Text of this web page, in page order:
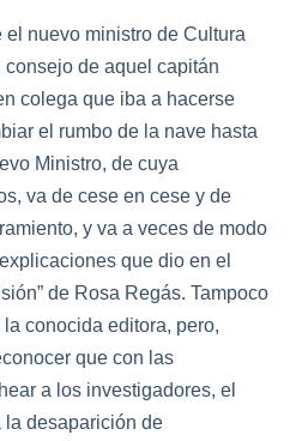
nuevo ministro de Cultura
de aquel capitán
colega que iba a hacerse
el rumbo de la nave hasta
Ministro, de cuya
va de cese en cese y de
y va a veces de modo
que dio en el
de Rosa Regás. Tampoco
conocida editora, pero,
que con las
a los investigadores, el
la desaparición de